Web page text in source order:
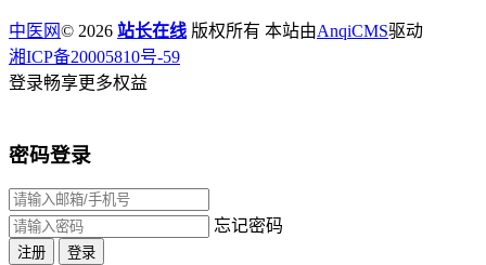
中医网© 2026 站长在线 版权所有 本站由AnqiCMS驱动
湘ICP备20005810号-59
登录畅享更多权益
密码登录
忘记密码
注册 登录